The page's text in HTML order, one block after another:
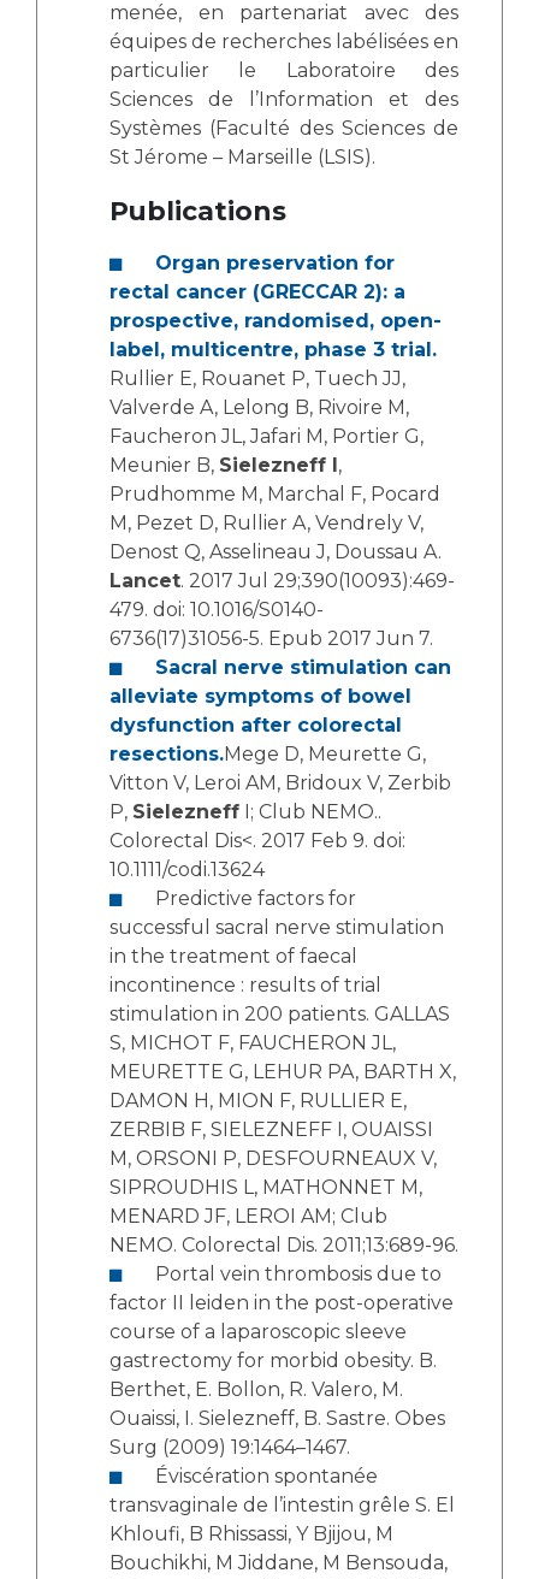
menée, en partenariat avec des
équipes de recherches labélisées en
particulier le Laboratoire des
Sciences de l’Information et des
Systèmes (Faculté des Sciences de
St Jérome – Marseille (LSIS).
Publications
Organ preservation for
rectal cancer (GRECCAR 2): a
prospective, randomised, open-
label, multicentre, phase 3 trial.
Rullier E, Rouanet P, Tuech JJ,
Valverde A, Lelong B, Rivoire M,
Faucheron JL, Jafari M, Portier G,
Meunier B, Sielezneff I ,
Prudhomme M, Marchal F, Pocard
M, Pezet D, Rullier A, Vendrely V,
Denost Q, Asselineau J, Doussau A.
Lancet. 2017 Jul 29;390(10093):469-
479. doi: 10.1016/S0140-
6736(17)31056-5. Epub 2017 Jun 7.
Sacral nerve stimulation can
alleviate symptoms of bowel
dysfunction after colorectal
resections.Mege D, Meurette G,
Vitton V, Leroi AM, Bridoux V, Zerbib
P, Sielezneff I; Club NEMO..
Colorectal Dis<. 2017 Feb 9. doi:
10.1111/codi.13624
successful sacral nerve stimulation
in the treatment of faecal
incontinence : results of trial
stimulation in 200 patients. GALLAS
S, MICHOT F, FAUCHERON JL,
MEURETTE G, LEHUR PA, BARTH X,
DAMON H, MION F, RULLIER E,
ZERBIB F, SIELEZNEFF I, OUAISSI
M, ORSONI P, DESFOURNEAUX V,
SIPROUDHIS L, MATHONNET M,
MENARD JF, LEROI AM; Club
NEMO. Colorectal Dis. 2011;13:689-96.
factor II leiden in the post-operative
course of a laparoscopic sleeve
gastrectomy for morbid obesity. B.
Berthet, E. Bollon, R. Valero, M.
Ouaissi, I. Sielezneff, B. Sastre. Obes
Surg (2009) 19:1464–1467.
transvaginale de l’intestin grêle S. El
Khloufi, B Rhissassi, Y Bjijou, M
Bouchikhi, M Jiddane, M Bensouda,